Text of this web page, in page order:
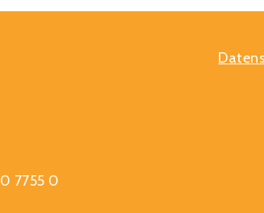
7755 0